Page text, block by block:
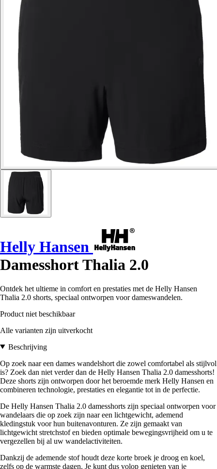
Helly Hansen
Damesshort Thalia 2.0
Ontdek het ultieme in comfort en prestaties met de Helly Hansen
Thalia 2.0 shorts, speciaal ontworpen voor dameswandelen.
Product niet beschikbaar
Alle varianten zijn uitverkocht
Beschrijving
Op zoek naar een dames wandelshort die zowel comfortabel als stijlvol
is? Zoek dan niet verder dan de Helly Hansen Thalia 2.0 damesshorts!
Deze shorts zijn ontworpen door het beroemde merk Helly Hansen en
combineren technologie, prestaties en elegantie tot in de perfectie.
De Helly Hansen Thalia 2.0 damesshorts zijn speciaal ontworpen voor
wandelaars die op zoek zijn naar een lichtgewicht, ademend
kledingstuk voor hun buitenavonturen. Ze zijn gemaakt van
lichtgewicht stretchstof en bieden optimale bewegingsvrijheid om u te
vergezellen bij al uw wandelactiviteiten.
Dankzij de ademende stof houdt deze korte broek je droog en koel,
zelfs op de warmste dagen. Je kunt dus volop genieten van je